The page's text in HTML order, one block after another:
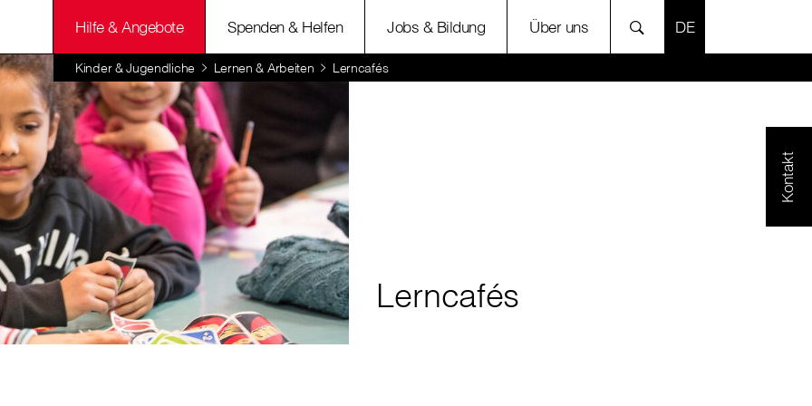
Hilfe & Angebote Spenden & Helfen Jobs & Bildung Über uns SPRACHE
Kinder & Jugendliche Lernen & Arbeiten Lerncafés
Kontakt
Lerncafés